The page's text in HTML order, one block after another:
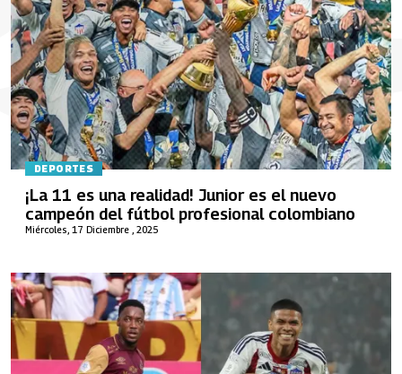
DEPORTES
Miércoles, 17 Diciembre , 2025
¡La 11 es una realidad! Junior es el nuevo
campeón del fútbol profesional colombiano